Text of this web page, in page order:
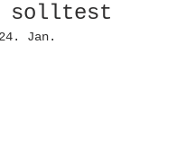
solltest
24. Jan.